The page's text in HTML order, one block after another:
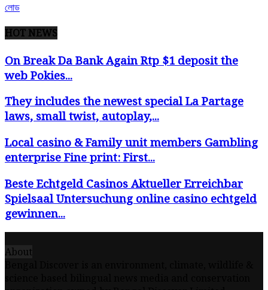
লোড
HOT NEWS
On Break Da Bank Again Rtp $1 deposit the
web Pokies...
They includes the newest special La Partage
laws, small twist, autoplay,...
Local casino & Family unit members Gambling
enterprise Fine print: First...
Beste Echtgeld Casinos Aktueller Erreichbar
Spielsaal Untersuchung online casino echtgeld
gewinnen...
About